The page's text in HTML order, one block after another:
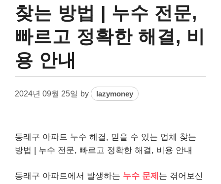
찾는 방법 | 누수 전문,
빠르고 정확한 해결, 비
용 안내
2024년 09월 25일 by lazymoney
동래구 아파트 누수 해결, 믿을 수 있는 업체 찾는
방법 | 누수 전문, 빠르고 정확한 해결, 비용 안내
동래구 아파트에서 발생하는 누수 문제 는 겪어보신